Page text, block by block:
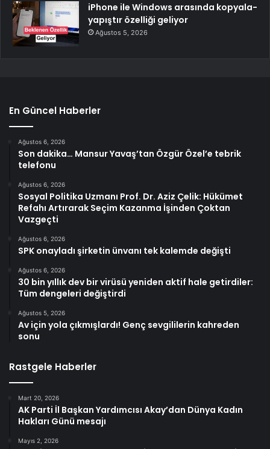
iPhone ile Windows arasında kopyala-
yapıştır özelliği geliyor
Ağustos 5, 2026
En Güncel Haberler
Ağustos 6, 2026
Son dakika… Mansur Yavaş’tan Özgür Özel’e tebrik
telefonu
Ağustos 6, 2026
Sosyal Politika Uzmanı Prof. Dr. Aziz Çelik: Hükümet
Refahı Artırarak Seçim Kazanma İşinden Çoktan
Vazgeçti
Ağustos 6, 2026
SPK onayladı şirketin ünvanı tek kalemde değişti
Ağustos 6, 2026
30 bin yıllık dev bir virüsü yeniden aktif hale getirdiler:
Tüm dengeleri değiştirdi
Ağustos 5, 2026
Av için yola çıkmışlardı! Genç sevgililerin kahreden
sonu
Rastgele Haberler
Mart 20, 2026
AK Parti İl Başkan Yardımcısı Akay’dan Dünya Kadın
Hakları Günü mesajı
Mayıs 2, 2026